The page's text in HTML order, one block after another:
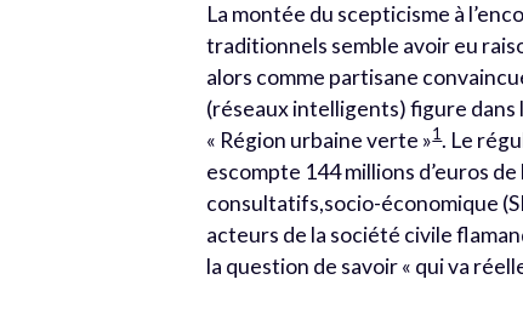
La montée du scepticisme à
traditionnels semble avoir eu
alors comme partisane
(réseaux intelligents) figure dans
« Région urbaine verte »1. Le
escompte 144 millions d’euros
consultatifs,socio-économique
acteurs de la société civile
la question de savoir « qui va